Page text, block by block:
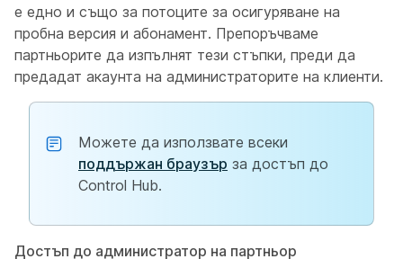
е едно и също за потоците за осигуряване на
пробна версия и абонамент. Препоръчваме
партньорите да изпълнят тези стъпки, преди да
предадат акаунта на администраторите на клиенти.
Можете да използвате всеки
поддържан браузър за достъп до
Control Hub.
Достъп до администратор на партньор